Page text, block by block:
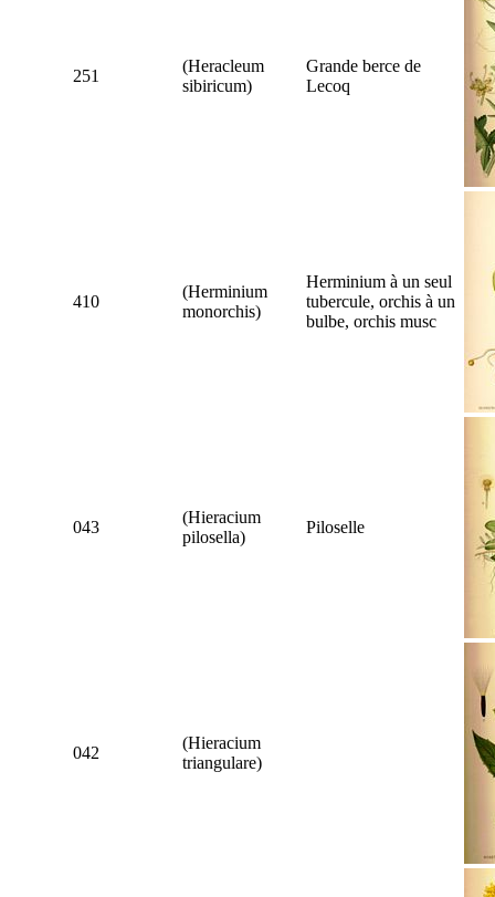
251
(Heracleum
sibiricum)
Grande berce de
Lecoq
410
(Herminium
monorchis)
Herminium à un seul
tubercule, orchis à un
bulbe, orchis musc
043
(Hieracium
pilosella)
Piloselle
042
(Hieracium
triangulare)